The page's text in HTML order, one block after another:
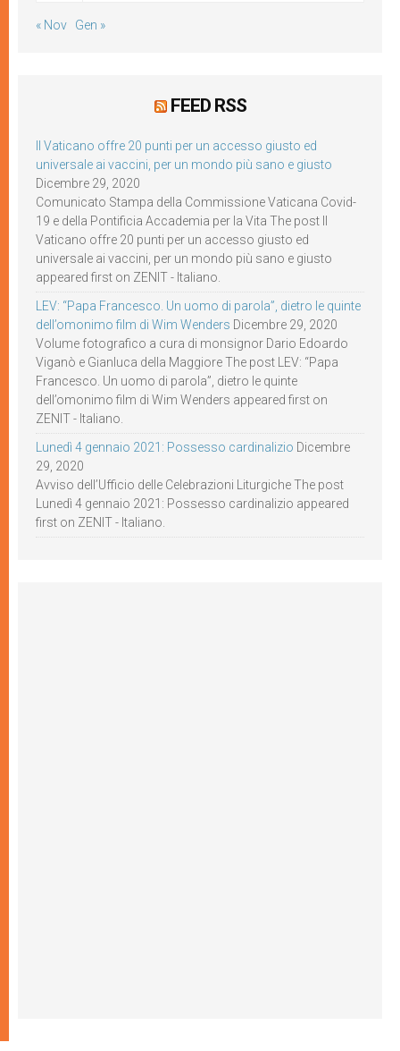
« Nov Gen »
FEED RSS
Il Vaticano offre 20 punti per un accesso giusto ed
universale ai vaccini, per un mondo più sano e giusto
Dicembre 29, 2020
Comunicato Stampa della Commissione Vaticana Covid-
19 e della Pontificia Accademia per la Vita The post Il
Vaticano offre 20 punti per un accesso giusto ed
universale ai vaccini, per un mondo più sano e giusto
appeared first on ZENIT - Italiano.
LEV: “Papa Francesco. Un uomo di parola”, dietro le quinte
dell’omonimo film di Wim Wenders Dicembre 29, 2020
Volume fotografico a cura di monsignor Dario Edoardo
Viganò e Gianluca della Maggiore The post LEV: “Papa
Francesco. Un uomo di parola”, dietro le quinte
dell’omonimo film di Wim Wenders appeared first on
ZENIT - Italiano.
Lunedì 4 gennaio 2021: Possesso cardinalizio Dicembre
29, 2020
Avviso dell’Ufficio delle Celebrazioni Liturgiche The post
Lunedì 4 gennaio 2021: Possesso cardinalizio appeared
first on ZENIT - Italiano.